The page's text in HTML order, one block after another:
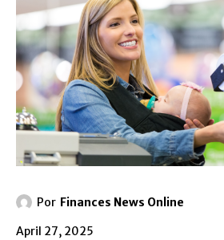
Por Finances News Online
April 27, 2025